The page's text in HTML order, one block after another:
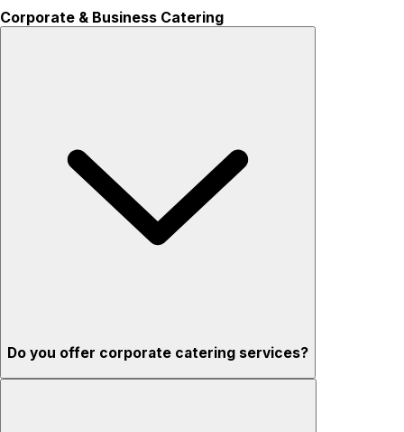
Corporate & Business Catering
Do you offer corporate catering services?